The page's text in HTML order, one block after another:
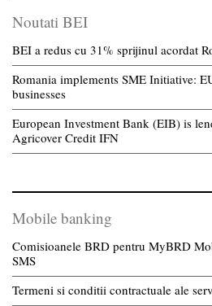
Noutati BEI
BEI a redus cu 31% sprijinul acordat
Romania implements SME Initiative:
businesses
European Investment Bank (EIB) is
Agricover Credit IFN
Mobile banking
Comisioanele BRD pentru MyBRD
SMS
Termeni si conditii contractuale ale